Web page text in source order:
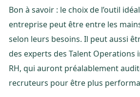
Bon à savoir : le choix de l’outil
entreprise peut être entre les
selon leurs besoins. Il peut aussi
des experts des Talent Operations
RH, qui auront préalablement
recruteurs pour être plus